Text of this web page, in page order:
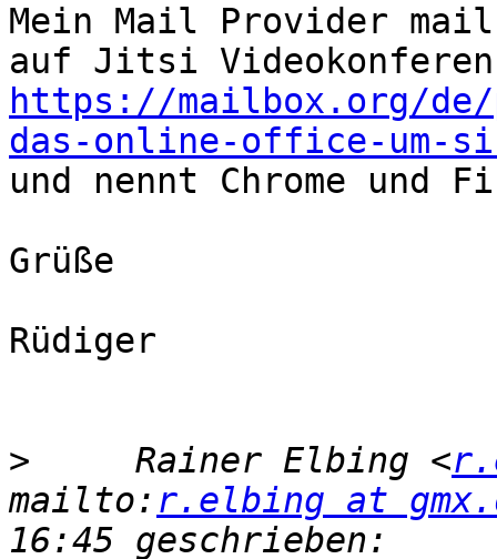
Mein Mail Provider
https://mailbox.org/
das-online-office-um-
und nennt Chrome
Grüße
Rüdiger
>
     Rainer Elbing <
mailto: r.elbing at